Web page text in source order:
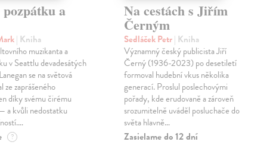
a
| Kniha
muzikanta a
v Seattlu devadesátých
se na světová
ze zaprášeného
díky svému čirému
a kvůli nedostatku
?
Na cestách s Jiřím
Černým
Sedláček Petr| Kniha
Významný český publicista Jiří
Černý (1936-2023) po desetiletí
formoval hudební vkus několika
generací. Proslul poslechovými
pořady, kde erudovaně a zároveň
srozumitelně uváděl posluchače do
světa hlavně…
Zasielame do 12 dní